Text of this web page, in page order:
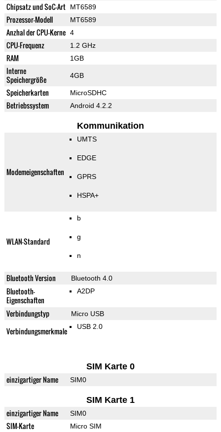
Chipsatz und SoC-Art MT6589
Prozessor-Modell MT6589
Anzhal der CPU-Kerne 4
CPU-Frequenz 1.2 GHz
RAM 1GB
Interne
Speichergröße
4GB
Speicherkarten MicroSDHC
Betriebssystem Android 4.2.2
Kommunikation
Modemeigenschaften
UMTS
EDGE
GPRS
HSPA+
WLAN-Standard
b
g
n
Bluetooth Version Bluetooth 4.0
Bluetooth-
Eigenschaften
A2DP
Verbindungstyp Micro USB
Verbindungsmerkmale USB 2.0
SIM Karte 0
einzigartiger Name SIM0
SIM Karte 1
einzigartiger Name SIM0
SIM-Karte Micro SIM